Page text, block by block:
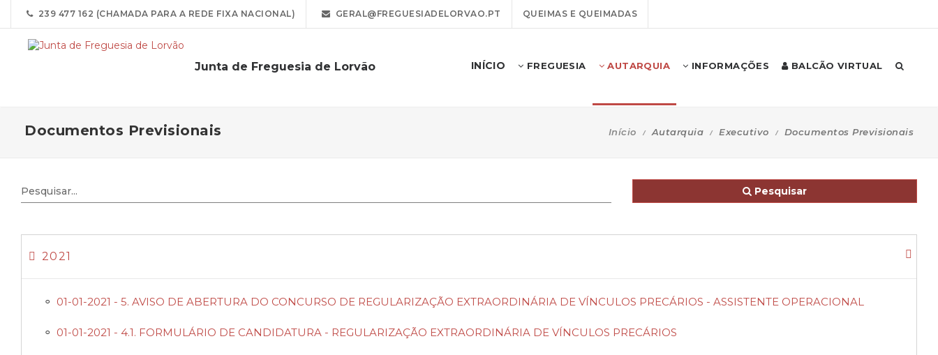
239 477 162 (CHAMADA PARA A REDE FIXA NACIONAL) GERAL@FREGUESIADELORVAO.PT QUEIMAS E QUEIMADAS
Junta de Freguesia de Lorvão INÍCIO FREGUESIA AUTARQUIA INFORMAÇÕES BALCÃO VIRTUAL
Documentos Previsionais Início Autarquia Executivo Documentos Previsionais
Pesquisar
2021
01-01-2021 - 5. AVISO DE ABERTURA DO CONCURSO DE REGULARIZAÇÃO EXTRAORDINÁRIA DE VÍNCULOS PRECÁRIOS - ASSISTENTE OPERACIONAL
01-01-2021 - 4.1. FORMULÁRIO DE CANDIDATURA - REGULARIZAÇÃO EXTRAORDINÁRIA DE VÍNCULOS PRECÁRIOS